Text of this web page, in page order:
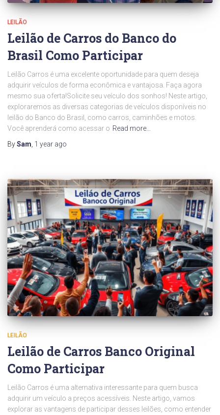
LEILÃO
Leilão de Carros do Banco do
Brasil Como Participar
Leilão Carros é uma excelente oportunidade para quem deseja
adquirir veículos de forma econômica e vantajosa. Faça agora
mesmo sua oferta!Solicite seu veículo dos sonhos! Neste artigo,
exploraremos as diversas categorias de veículos disponíveis no
leilão do Banco do Brasil, como carros, caminhões e motos.
Você aprenderá como acessar o Read more…
BySam 1 year ago
LEILÃO
Leilão de Carros Banco Original
Como Participar
Leilão Carros é uma alternativa interessante para quem busca
adquirir um veículo a preços acessíveis. Neste artigo, vamos
explorar as vantagens de participar desses leilões, como entender